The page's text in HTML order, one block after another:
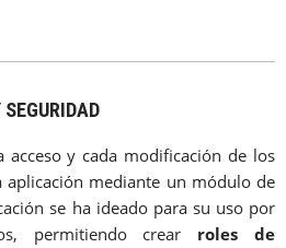
acceso y cada modificación de los
aplicación mediante un módulo de
se ha ideado para su uso por
permitiendo crear roles de